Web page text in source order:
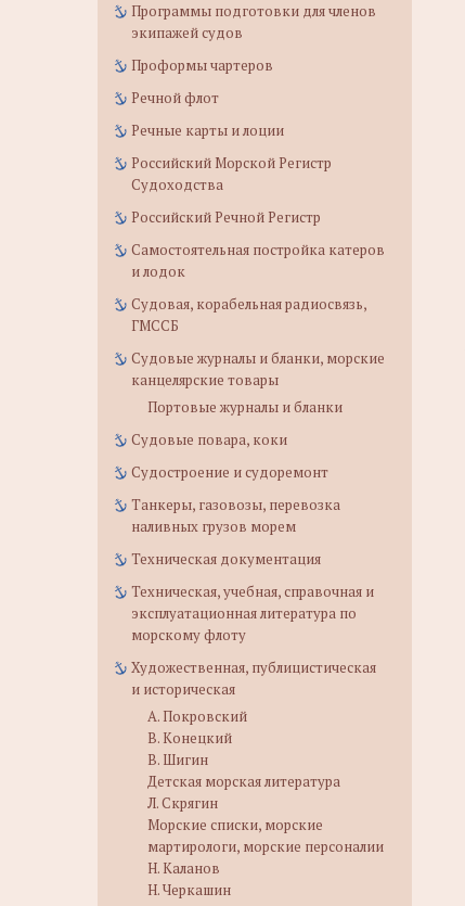
Программы подготовки для членов
экипажей судов
Проформы чартеров
Речной флот
Речные карты и лоции
Российский Морской Регистр
Судоходства
Российский Речной Регистр
Самостоятельная постройка катеров
и лодок
Судовая, корабельная радиосвязь,
ГМССБ
Судовые журналы и бланки, морские
канцелярские товары
Портовые журналы и бланки
Судовые повара, коки
Судостроение и судоремонт
Танкеры, газовозы, перевозка
наливных грузов морем
Техническая документация
Техническая, учебная, справочная и
эксплуатационная литература по
морскому флоту
Художественная, публицистическая
и историческая
А. Покровский
В. Конецкий
В. Шигин
Детская морская литература
Л. Скрягин
Морские списки, морские
мартирологи, морские персоналии
Н. Каланов
Н. Черкашин